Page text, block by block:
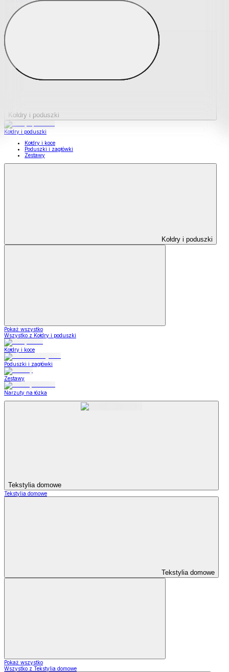
Podkładki na materace
Materace nawierzchniowe
Kołdry i poduszki
Kołdry i poduszki
Kołdry i koce
Poduszki i zagłówki
Zestawy
Kołdry i poduszki
Pokaż wszystko
Wszystko z Kołdry i poduszki
Kołdry i koce
Poduszki i zagłówki
Zestawy
Narzuty na łózka
Tekstylia domowe
Tekstylia domowe
Tekstylia domowe
Pokaż wszystko
Wszystko z Tekstylia domowe